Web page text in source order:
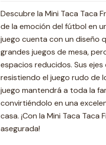
Descubre la Mini Taca Taca
de la emoción del fútbol en
juego cuenta con un diseño
grandes juegos de mesa,
espacios reducidos. Sus
resistiendo el juego rudo de
juego mantendrá a toda la
convirtiéndolo en una
casa. ¡Con la Mini Taca Taca
asegurada!